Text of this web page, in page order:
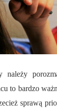
należy
to bardzo
sprawą